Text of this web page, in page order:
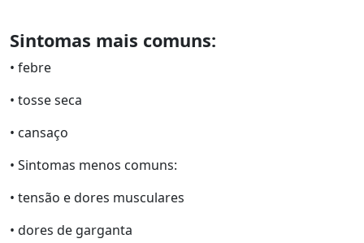
Sintomas mais comuns:
• febre
• tosse seca
• cansaço
• Sintomas menos comuns:
• tensão e dores musculares
• dores de garganta